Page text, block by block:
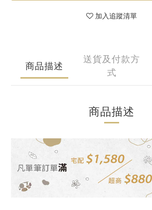
加入追蹤清單
商品描述
送貨及付款方
式
商品描述